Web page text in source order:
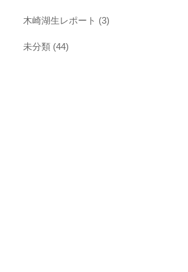
木崎湖生レポート (3)
未分類 (44)